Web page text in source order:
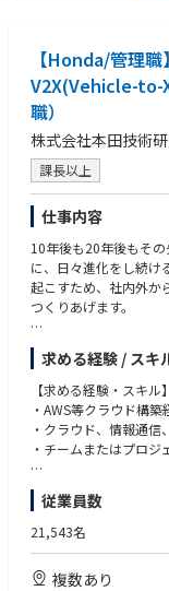
◆在宅勤務
職場上司が認めた場合
現状は2日/週程度在宅
ただし、開発現場に出
・ISO 27001、PCI
【Honda/管理
V2X(Vehicle-to-
職）
株式会社本田技術
課長以上
仕事内容
10年後も20年後もそ
に、日々進化をし続け
起こすため、社内外か
つくりあげます。
Hondaは社会全体をク
と「暮らし」を提供す
システムと顧客価値
実装を実現していきま
鎖する社会の仕組みを
めの新たな仲間を募集
テムを支えるIT／ソフ
タ連携）のプロジェク
お客様の生活を豊かに
求める経験 / スキ
【求める経験・スキ
・AWS等クラウド構
・クラウド、情報通
・チームまたはプロ
【上記に加え、あれば
・電力システム(需給
・HEMSシステム等に関
・英語力（読み書き、
従業員数
21,543名
複数あり